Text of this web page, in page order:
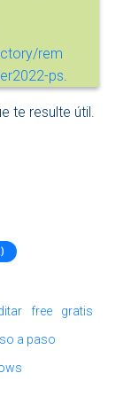
rem
ps.
te resulte útil.
free
gratis
a paso